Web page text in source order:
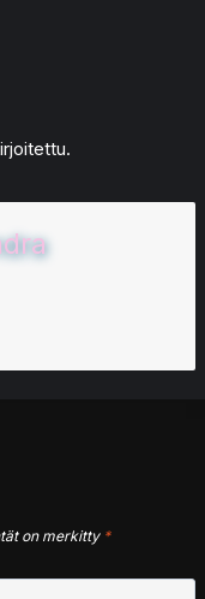
on merkitty *